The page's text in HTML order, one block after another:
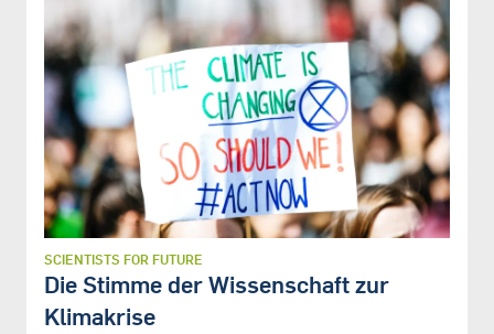
SCIENTISTS FOR FUTURE
Die Stimme der Wissenschaft zur
Klimakrise